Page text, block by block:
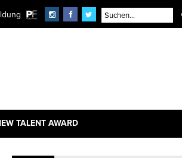
TALENT AWARD